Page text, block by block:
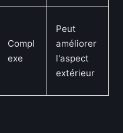
Compl
exe
Peut
améliorer
l'aspect
extérieur